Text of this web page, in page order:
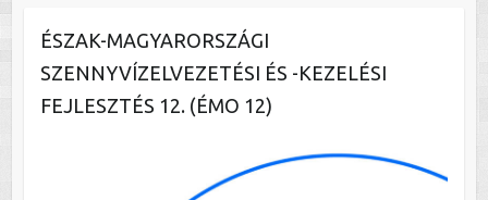
ÉSZAK-MAGYARORSZÁGI
SZENNYVÍZELVEZETÉSI ÉS -KEZELÉSI
FEJLESZTÉS 12. (ÉMO 12)